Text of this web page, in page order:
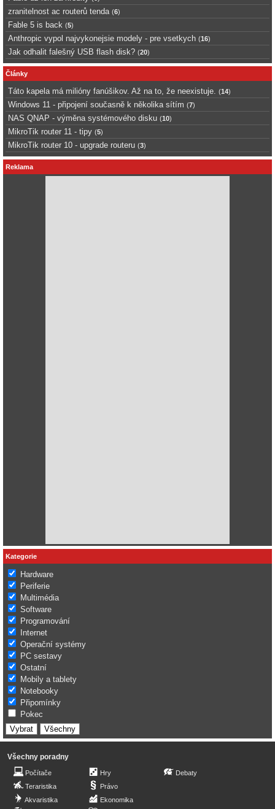
zranitelnost ac routerů tenda (6)
Fable 5 is back (5)
Anthropic vypol najvykonejsie modely - pre vsetkych (16)
Jak odhalit falešný USB flash disk? (20)
Články
Táto kapela má milióny fanúšikov. Až na to, že neexistuje. (14)
Windows 11 - připojení současně k několika sítím (7)
NAS QNAP - výměna systémového disku (10)
MikroTik router 11 - tipy (5)
MikroTik router 10 - upgrade routeru (3)
Reklama
Kategorie
Hardware
Periferie
Multimédia
Software
Programování
Internet
Operační systémy
PC sestavy
Ostatní
Mobily a tablety
Notebooky
Připomínky
Pokec
Všechny poradny
Počítače
Teraristika
Akvaristika
Hry
Právo
Ekonomika
Debaty